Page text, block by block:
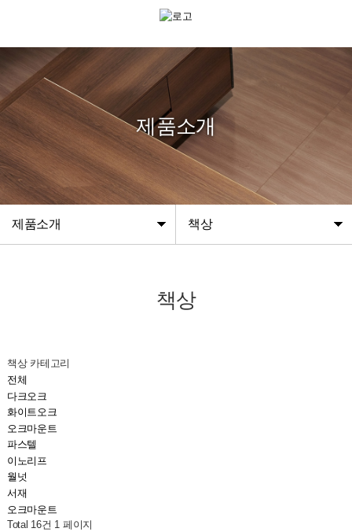
제품소개 책상
제품소개
책상
책상 카테고리
전체
다크오크
화이트오크
오크마운트
파스텔
이노리프
월넛
서재
오크마운트
Total 16건 1 페이지